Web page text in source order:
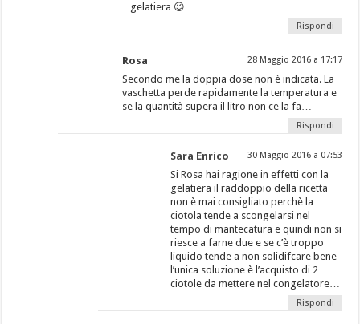
gelatiera 😉
Rispondi
Rosa 28 Maggio 2016 a 17:17
Secondo me la doppia dose non è indicata. La
vaschetta perde rapidamente la temperatura e
se la quantità supera il litro non ce la fa…
Rispondi
Sara Enrico 30 Maggio 2016 a 07:53
Si Rosa hai ragione in effetti con la
gelatiera il raddoppio della ricetta
non è mai consigliato perchè la
ciotola tende a scongelarsi nel
tempo di mantecatura e quindi non si
riesce a farne due e se c’è troppo
liquido tende a non solidifcare bene
l’unica soluzione è l’acquisto di 2
ciotole da mettere nel congelatore…
Rispondi